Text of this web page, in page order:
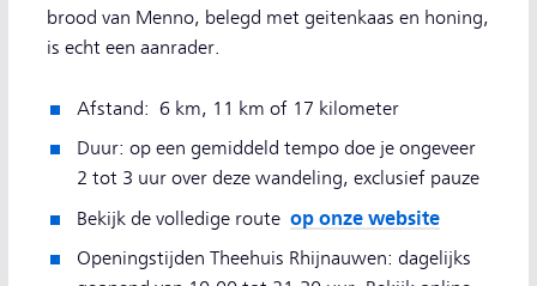
brood van Menno, belegd met geitenkaas en honing,
is echt een aanrader.
Afstand: 6 km, 11 km of 17 kilometer
Duur: op een gemiddeld tempo doe je ongeveer
2 tot 3 uur over deze wandeling, exclusief pauze
Bekijk de volledige route op onze website
Openingstijden Theehuis Rhijnauwen: dagelijks